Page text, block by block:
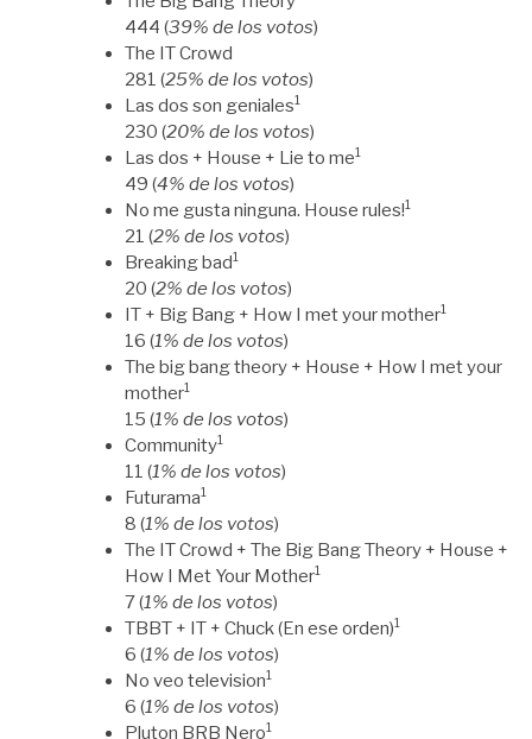
444 (39% de los votos)
The IT Crowd
281 (25% de los votos)
Las dos son geniales1
230 (20% de los votos)
Las dos + House + Lie to me1
49 (4% de los votos)
No me gusta ninguna. House rules!1
21 (2% de los votos)
Breaking bad1
20 (2% de los votos)
IT + Big Bang + How I met your mother1
16 (1% de los votos)
The big bang theory + House + How I met your
mother1
15 (1% de los votos)
Community1
11 (1% de los votos)
Futurama1
8 (1% de los votos)
The IT Crowd + The Big Bang Theory + House +
How I Met Your Mother1
7 (1% de los votos)
TBBT + IT + Chuck (En ese orden)1
6 (1% de los votos)
No veo television1
6 (1% de los votos)
Pluton BRB Nero1